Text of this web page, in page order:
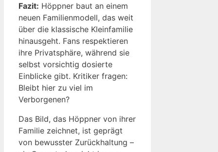
Fazit: Höppner baut an einem
neuen Familienmodell, das weit
über die klassische Kleinfamilie
hinausgeht. Fans respektieren
ihre Privatsphäre, während sie
selbst vorsichtig dosierte
Einblicke gibt. Kritiker fragen:
Bleibt hier zu viel im
Verborgenen?
Das Bild, das Höppner von ihrer
Familie zeichnet, ist geprägt
von bewusster Zurückhaltung –